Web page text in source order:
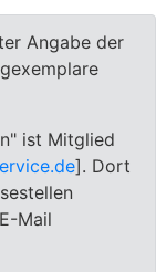
Angabe der
ist Mitglied
]. Dort
Mail